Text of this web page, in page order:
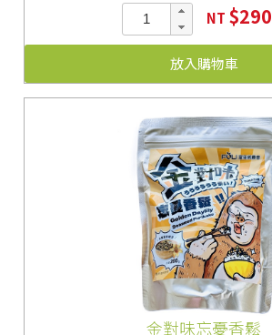
NT $290
放入購物車
金對味忘憂香鬆